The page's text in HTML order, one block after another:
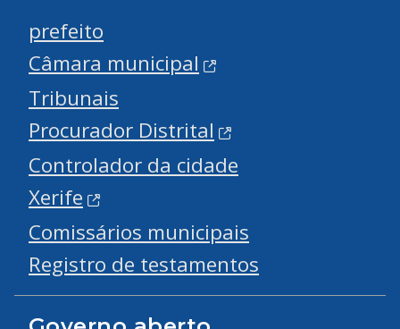
prefeito
Câmara municipal
Tribunais
Procurador Distrital
Controlador da cidade
Xerife
Comissários municipais
Registro de testamentos